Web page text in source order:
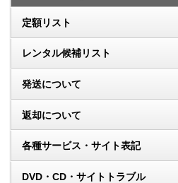
定額リスト
レンタル候補リスト
発送について
返却について
各種サービス・サイト表記
DVD・CD・サイトトラブル